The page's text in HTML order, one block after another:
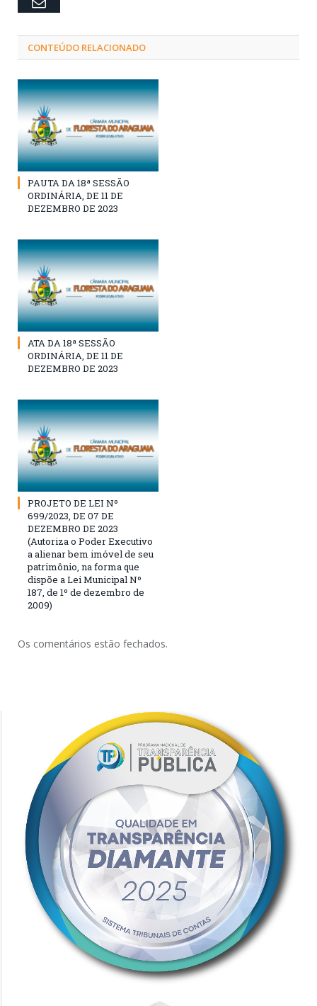
CONTEÚDO RELACIONADO
PAUTA DA 18ª SESSÃO
ORDINÁRIA, DE 11 DE
DEZEMBRO DE 2023
ATA DA 18ª SESSÃO
ORDINÁRIA, DE 11 DE
DEZEMBRO DE 2023
PROJETO DE LEI Nº
699/2023, DE 07 DE
DEZEMBRO DE 2023
(Autoriza o Poder Executivo
a alienar bem imóvel de seu
patrimônio, na forma que
dispõe a Lei Municipal Nº
187, de 1º de dezembro de
2009)
Os comentários estão fechados.